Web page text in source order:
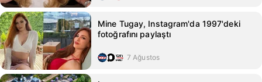
Mine Tugay, Instagram'da 1997'deki
fotoğrafını paylaştı
7 Ağustos